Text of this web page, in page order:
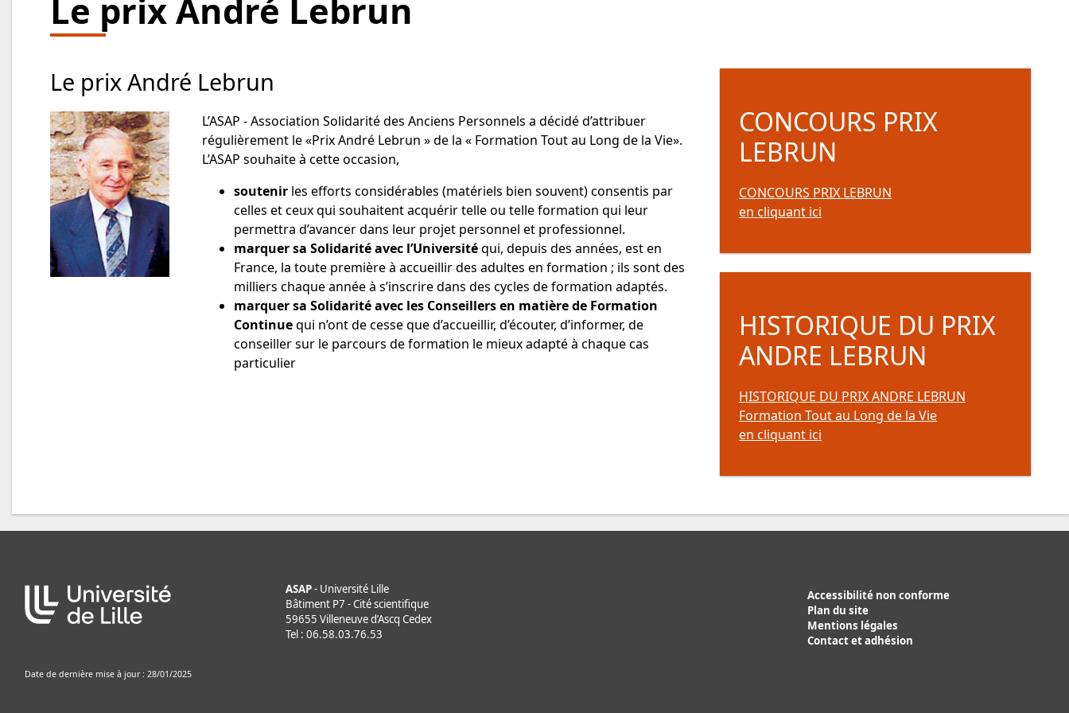
Le prix André Lebrun
Le prix André Lebrun
L’ASAP - Association Solidarité des Anciens Personnels a décidé d’attribuer
régulièrement le «Prix André Lebrun » de la « Formation Tout au Long de la Vie».
L’ASAP souhaite à cette occasion,
soutenir les efforts considérables (matériels bien souvent) consentis par
celles et ceux qui souhaitent acquérir telle ou telle formation qui leur
permettra d’avancer dans leur projet personnel et professionnel.
marquer sa Solidarité avec l’Universitéqui, depuis des années, est en
France, la toute première à accueillir des adultes en formation ; ils sont des
milliers chaque année à s’inscrire dans des cycles de formation adaptés.
marquer sa Solidarité avec les Conseillers en matière de Formation
Continuequi n’ont de cesse que d’accueillir, d’écouter, d’informer, de
conseiller sur le parcours de formation le mieux adapté à chaque cas
particulier
CONCOURS PRIX
LEBRUN
CONCOURS PRIX LEBRUN
en cliquant ici
HISTORIQUE DU PRIX
ANDRE LEBRUN
HISTORIQUE DU PRIX ANDRE LEBRUN
Formation Tout au Long de la Vie
en cliquant ici
Date de dernière mise à jour : 28/01/2025
ASAP- Université Lille
Bâtiment P7 - Cité scientifique
59655 Villeneuve d’Ascq Cedex
Tel : 06.58.03.76.53
Accessibilité non conforme
Plan du site
Mentions légales
Contact et adhésion